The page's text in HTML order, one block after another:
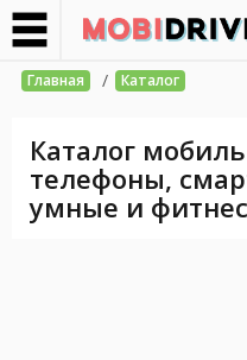
Главная / Каталог
Каталог
телефоны,
умные и